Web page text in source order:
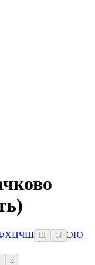
ХЦЧШ Ы ЭЮ
Z